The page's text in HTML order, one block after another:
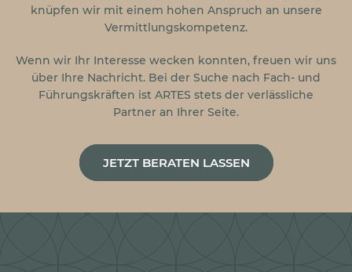
knüpfen wir mit einem hohen Anspruch an unsere
Vermittlungskompetenz.
Wenn wir Ihr Interesse wecken konnten, freuen wir uns
über Ihre Nachricht. Bei der Suche nach Fach- und
Führungskräften ist ARTES stets der verlässliche
Partner an Ihrer Seite.
JETZT BERATEN LASSEN